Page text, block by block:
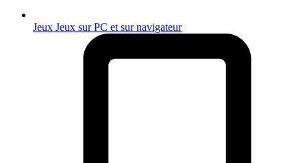
Jeux Jeux sur PC et sur navigateur